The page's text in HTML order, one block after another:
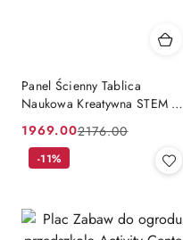
Panel Ścienny Tablica
Naukowa Kreatywna STEM na
przedszkole szkoła
MASTERKIDZ
Cena
promocyjna:
1969.00
Cena
przed
2176.00
-11%